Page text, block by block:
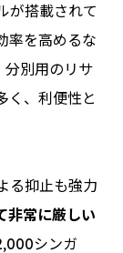
が搭載されて
率を高めるな
分別用のリサ
く、利便性と
る抑止も強力
非常に厳しい
シンガ